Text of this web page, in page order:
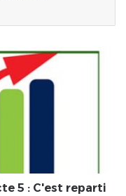
5 : C'est reparti